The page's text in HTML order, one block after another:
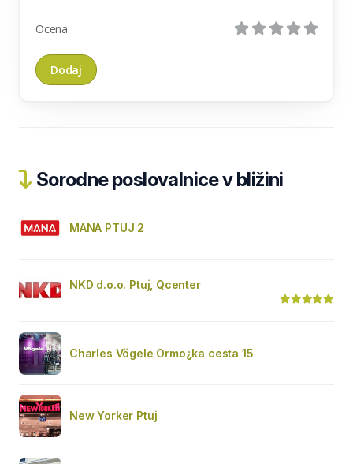
Ocena
Sorodne poslovalnice v bližini
MANA PTUJ 2
NKD d.o.o. Ptuj, Qcenter
Charles Vögele Ormo¿ka cesta 15
New Yorker Ptuj